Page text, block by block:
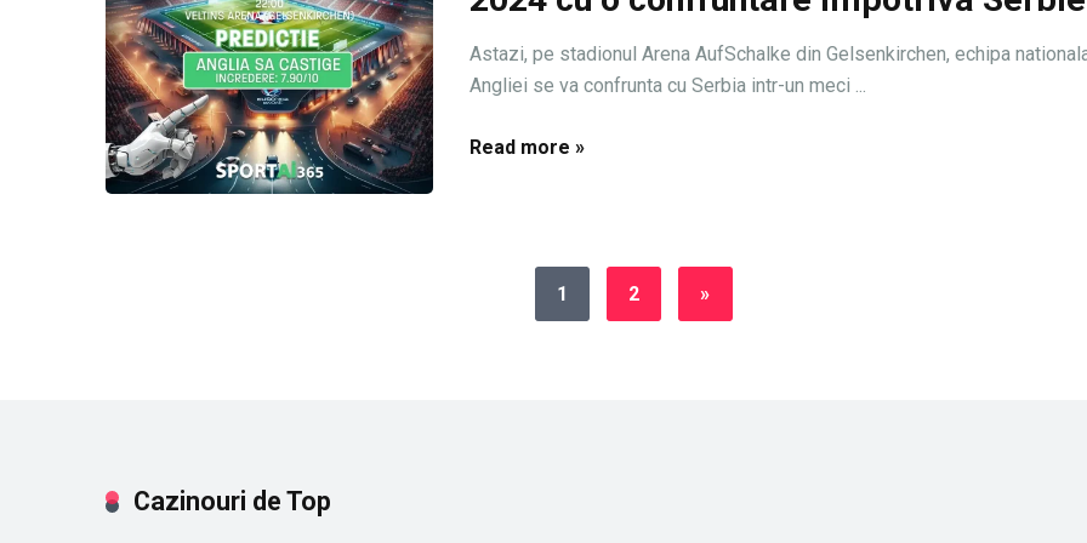
Astazi, pe stadionul Arena AufSchalke din Gelsenkirchen, echipa
Angliei se va confrunta cu Serbia intr-un meci ...
Read more »
1 2 »
Cazinouri de Top